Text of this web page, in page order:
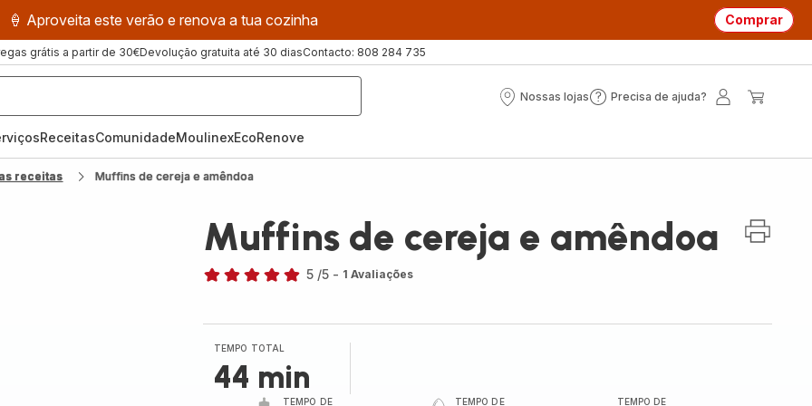
🍦 Aproveita este verão e renova a tua cozinha Comprar
grátis a partir de 30€Devolução gratuita até 30 diasContacto: 808 284 735
Nossas lojas
Nossas
Precisa de ajuda?
Precisa
ReceitasComunidadeMoulinexEcoRenove
receitas Muffins de cereja e amêndoa
Muffins de cereja e amêndoa
cinco
estrelas
(média)
5 /5 - 1 Avaliações
TEMPO TOTAL
44 min
TEMPO DE
TEMPO DE
TEMPO DE